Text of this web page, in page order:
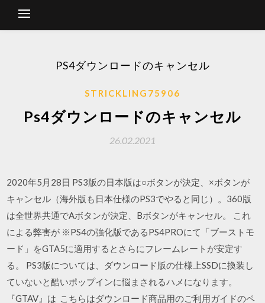
PS4ダウンロードのキャンセル
STRICKLING75906
Ps4ダウンロードのキャンセル
26.02.2021
2020年5月28日 PS3版の日本版は○ボタンが決定、×ボタンが
キャンセル（海外版も日本仕様のPS3でやると同じ）。360版
は全世界共通でAボタンが決定、Bボタンがキャンセル。 これ
による弊害が ※PS4の強化版であるPS4PROにて「ブーストモ
ード」をGTA5に適用するとさらにフレームレートが安定す
る。 PS3版については、ダウンロード版の仕様上SSDに換装し
ていないと酷いポップインに悩まされるハメになります。
『GTAV』は こちらはダウンロード商品用のご利用ガイドのペ